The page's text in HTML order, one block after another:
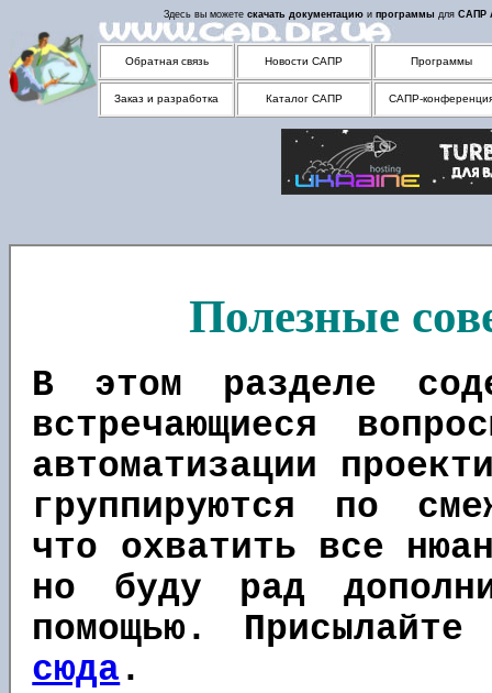
Здесь вы можете скачать документацию и программы для САПР
Обратная связь Новости САПР Программы
Заказ и разработка Каталог САПР САПР-
Полезные
В этом разделе
встречающиеся
автоматизации
группируются по
что охватить все
но буду рад
помощью.
сюда .